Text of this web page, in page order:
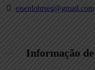
eisenlohrseg@gmail.com
Informação